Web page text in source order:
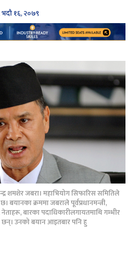
१६, २०७९
शमशेर जबरा। महाभियोग सिफारिस समितिले
बयानका क्रममा जबराले पूर्वप्रधानमन्त्री,
नेताहरू, बारका पदाधिकारीलगायतमाथि गम्भीर
उनको बयान आइतबार पनि हु